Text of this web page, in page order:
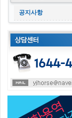
공지사항